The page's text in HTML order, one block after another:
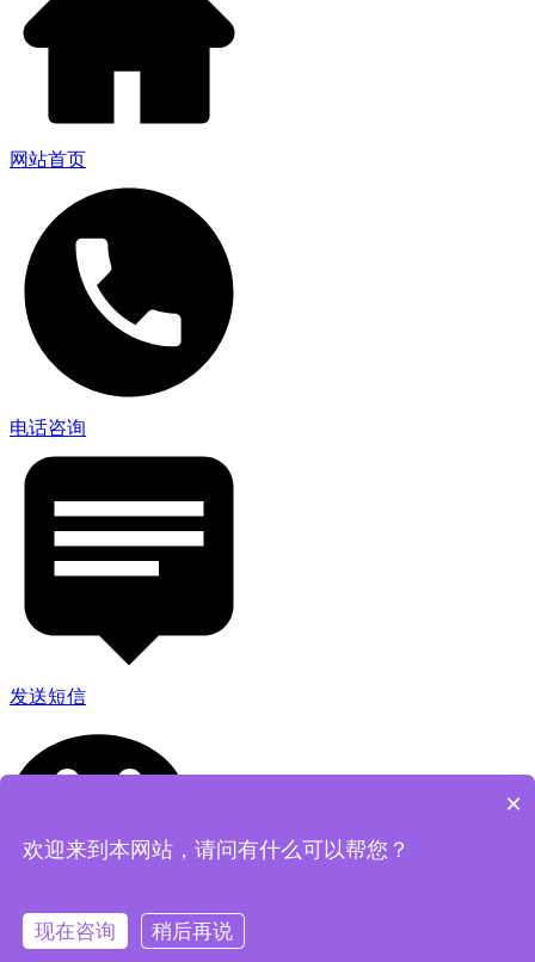
网站首页
电话咨询
发送短信
×
欢迎来到本网站，请问有什么可以帮您？
现在咨询 稍后再说